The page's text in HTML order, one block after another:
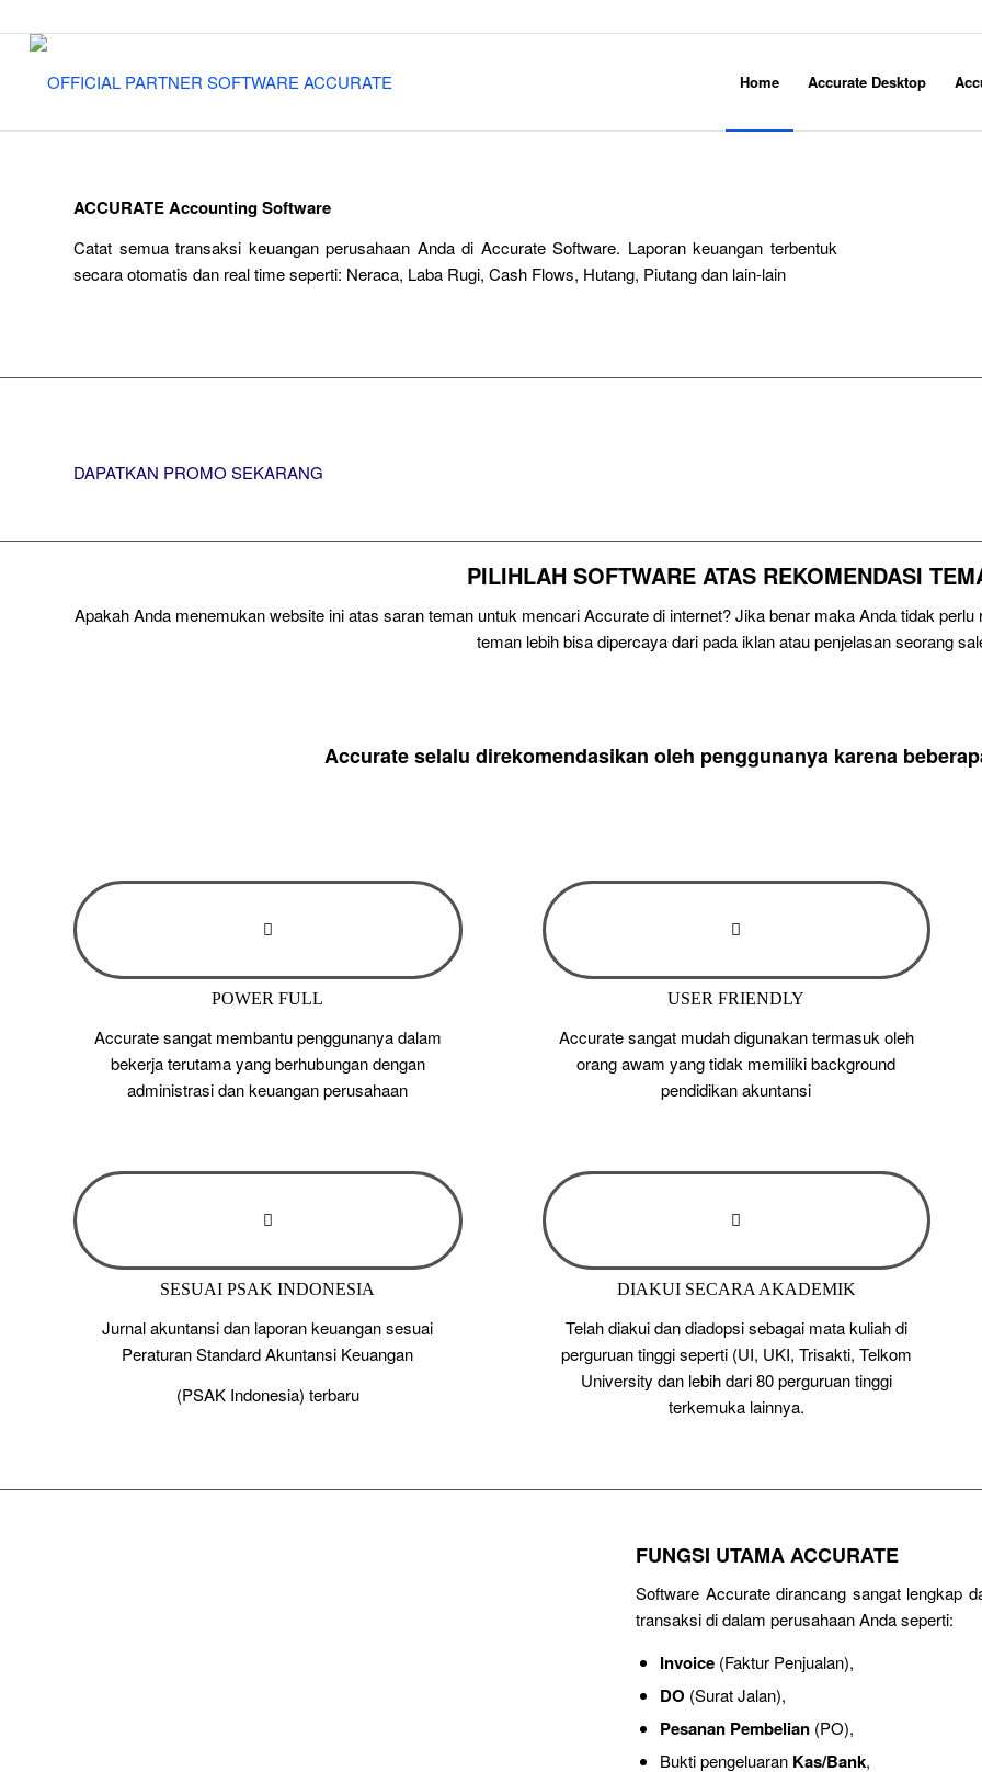
Home Accurate Desktop
ACCURATE Accounting Software
Catat semua transaksi keuangan perusahaan Anda di Accurate Software. Laporan keuangan terbentuk
secara otomatis dan real time seperti: Neraca, Laba Rugi, Cash Flows, Hutang, Piutang dan lain-lain
DAPATKAN PROMO SEKARANG
PILIHLAH SOFTWARE ATAS REKOMENDASI
Apakah Anda menemukan website ini atas saran teman untuk mencari Accurate di internet? Jika benar maka Anda tidak
teman lebih bisa dipercaya dari pada iklan atau penjelasan seorang
Accurate selalu direkomendasikan oleh penggunanya karena
POWER FULL
Accurate sangat membantu penggunanya dalam
bekerja terutama yang berhubungan dengan
administrasi dan keuangan perusahaan
USER FRIENDLY
Accurate sangat mudah digunakan termasuk oleh
orang awam yang tidak memiliki background
pendidikan akuntansi
SESUAI PSAK INDONESIA
Jurnal akuntansi dan laporan keuangan sesuai
Peraturan Standard Akuntansi Keuangan
(PSAK Indonesia) terbaru
DIAKUI SECARA AKADEMIK
Telah diakui dan diadopsi sebagai mata kuliah di
perguruan tinggi seperti (UI, UKI, Trisakti, Telkom
University dan lebih dari 80 perguruan tinggi
terkemuka lainnya.
FUNGSI UTAMA ACCURATE
Software Accurate dirancang sangat lengkap
transaksi di dalam perusahaan Anda seperti:
Invoice (Faktur Penjualan),
DO (Surat Jalan),
Pesanan Pembelian (PO),
Bukti pengeluaran Kas/Bank,